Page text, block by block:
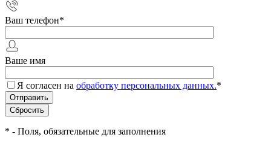
Ваш телефон*
Ваше имя
Я согласен на обработку персональных данных.*
* - Поля, обязательные для заполнения